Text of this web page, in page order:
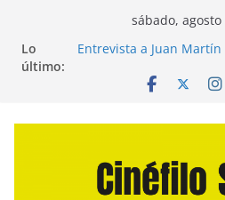
contenido
sábado, agosto
Lo
último:
Entrevista a Juan
Crítica de «El Día D:
Crítica de «Engendro»
Crítica de «La Odisea»
(2026)